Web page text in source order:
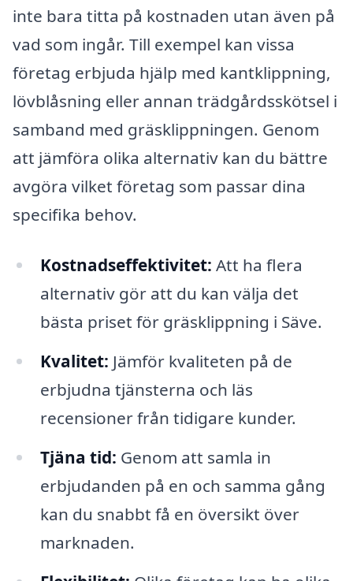
inte bara titta på kostnaden utan även på
vad som ingår. Till exempel kan vissa
företag erbjuda hjälp med kantklippning,
lövblåsning eller annan trädgårdsskötsel i
samband med gräsklippningen. Genom
att jämföra olika alternativ kan du bättre
avgöra vilket företag som passar dina
specifika behov.
Kostnadseffektivitet: Att ha flera
alternativ gör att du kan välja det
bästa priset för gräsklippning i Säve.
Kvalitet: Jämför kvaliteten på de
erbjudna tjänsterna och läs
recensioner från tidigare kunder.
Tjäna tid: Genom att samla in
erbjudanden på en och samma gång
kan du snabbt få en översikt över
marknaden.